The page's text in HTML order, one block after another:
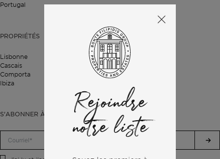
Portugal
PROPRIÉTÉS
Lisbonne
Cascais
Comporta
Ibiza
S'ABONNER À NOTRE LETTRE D'INFORMATION
Rejoindre
notre liste